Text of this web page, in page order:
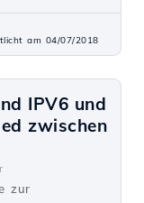
am 04/07/2018
IPV6 und
zwischen
zur